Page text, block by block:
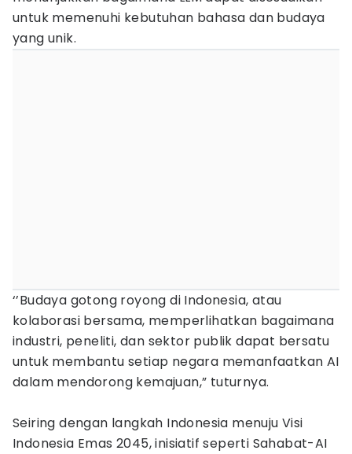
untuk memenuhi kebutuhan bahasa dan budaya
yang unik.
‘’Budaya gotong royong di Indonesia, atau
kolaborasi bersama, memperlihatkan bagaimana
industri, peneliti, dan sektor publik dapat bersatu
untuk membantu setiap negara memanfaatkan AI
dalam mendorong kemajuan,” tuturnya.
Seiring dengan langkah Indonesia menuju Visi
Indonesia Emas 2045, inisiatif seperti Sahabat-AI